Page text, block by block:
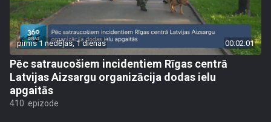
pirms 1 nedēļas, 1 dienas 00:02:01
Pēc satraucošiem incidentiem Rīgas centrā
Latvijas Aizsargu organizācija dodas ielu
apgaitās
410. epizode